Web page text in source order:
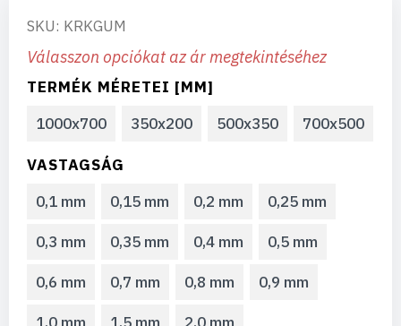
SKU: KRKGUM
Válasszon opciókat az ár megtekintéséhez
TERMÉK MÉRETEI [MM]
1000x700
350x200 500x350 700x500
VASTAGSÁG
0,1 mm
0,15 mm 0,2 mm 0,25 mm
0,3 mm 0,35 mm 0,4 mm 0,5 mm
0,6 mm 0,7 mm 0,8 mm 0,9 mm